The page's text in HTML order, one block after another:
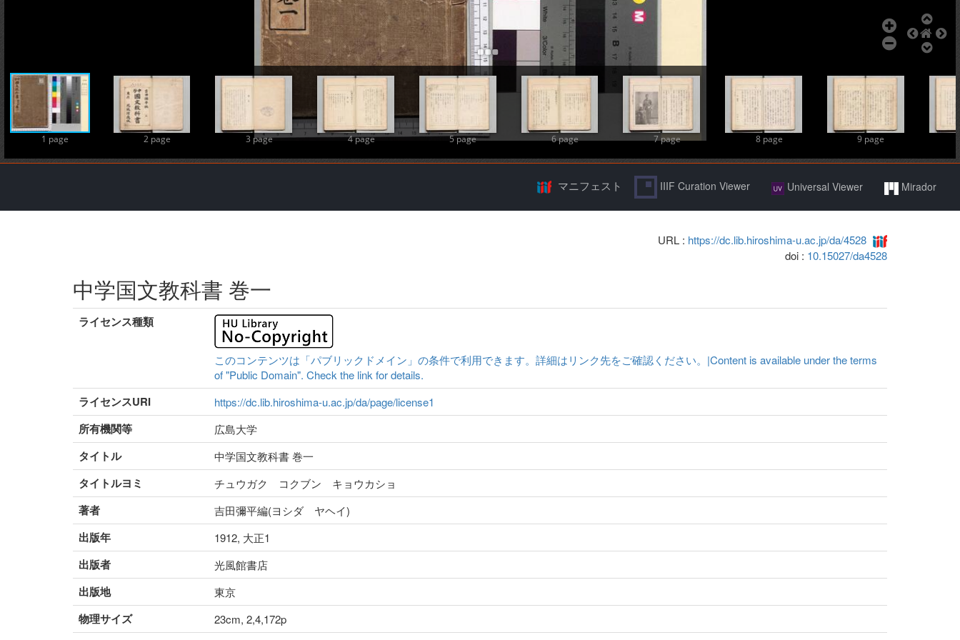
Add Item
1 page 2 page 3 page 4 page 5 page 6 page 7 page 8 page 9 page
マニフェスト IIIF Curation Viewer Universal Viewer Mirador
URL : https://dc.lib.hiroshima-u.ac.jp/da/4528
doi : 10.15027/da4528
中学国文教科書 巻一
ライセンス種類
このコンテンツは「パブリックドメイン」の条件で利用できます。詳細はリンク先をご確認ください。|Content is available under the terms
of "Public Domain". Check the link for details.
ライセンスURI https://dc.lib.hiroshima-u.ac.jp/da/page/license1
所有機関等 広島大学
タイトル 中学国文教科書 巻一
タイトルヨミ チュウガク コクブン キョウカショ
著者 吉田彌平編(ヨシダ ヤヘイ)
出版年 1912, 大正1
出版者 光風館書店
出版地 東京
物理サイズ 23cm, 2,4,172p